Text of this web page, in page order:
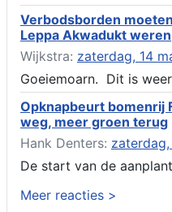
Verlening ontheffing geluid,
Kennisgeving
werken en objecten in of bij
zijnde de noordzee, of
Akkrum
Verlening
bruggen (renovatie),
Verlening ontheffing geluid,
Melding milieubelastende
bodemenergiesysteem, it
Omgevingsvergunning
Verbodsborden
Leppa Akwadukt weren
Wijkstra: zaterdag, 14
Goeiemoarn. Dit is
Opknapbeurt bomenrij
weg, meer groen terug
Hank Denters:
De start van de
Meer reacties >